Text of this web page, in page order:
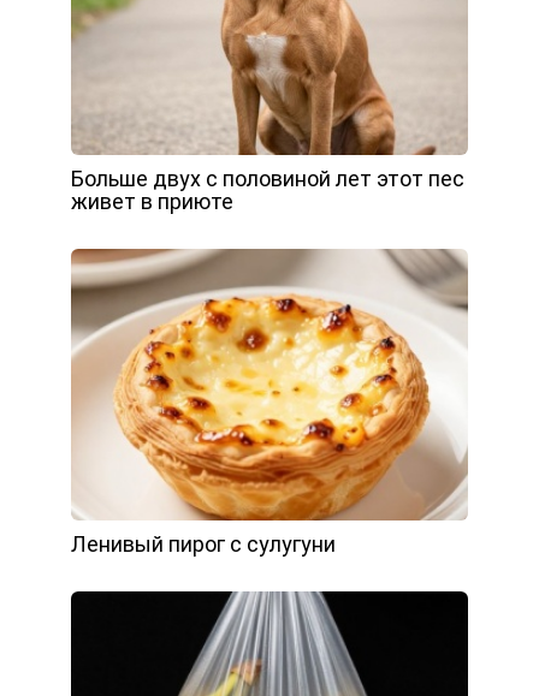
Больше двух с половиной лет этот пес
живет в приюте
Ленивый пирог с сулугуни